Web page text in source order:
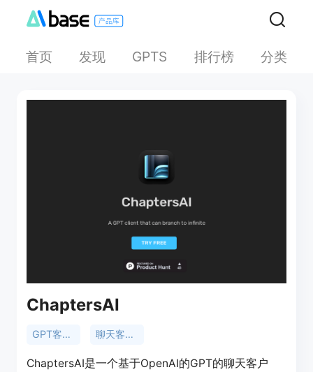
首页 发现 GPTS 排行榜 分类
ChaptersAI
GPT客户端 聊天客户端
ChaptersAI是一个基于OpenAI的GPT的聊天客户